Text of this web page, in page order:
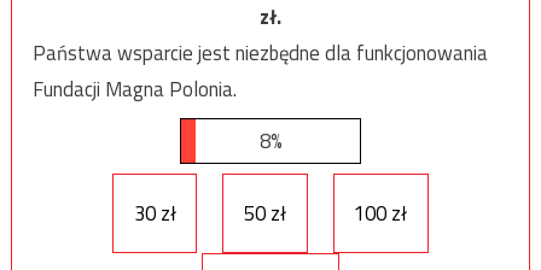
zł.
Państwa wsparcie jest niezbędne dla funkcjonowania
Fundacji Magna Polonia.
8%
30 zł 50 zł 100 zł